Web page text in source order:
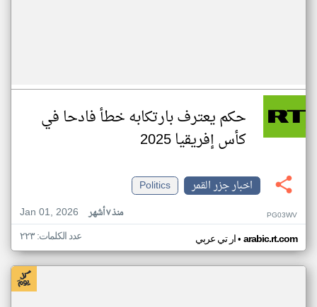
حكم يعترف بارتكابه خطأ فادحا في
كأس إفريقيا 2025
اخبار جزر القمر
Politics
Jan 01, 2026
منذ ٧ أشهر PG03WV
ار تي عربي• arabic.rt.com عدد الكلمات: ٢٢٣